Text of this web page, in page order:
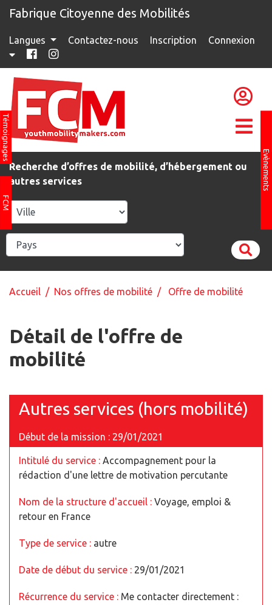
Fabrique Citoyenne des Mobilités
Langues Contactez-nous Inscription Connexion
Témoignages
FCM
Evènements
Recherche d’offres de mobilité, d’hébergement ou
autres services
Accueil / Nos offres de mobilité / Offre de mobilité
Détail de l'offre de
mobilité
Autres services (hors mobilité)
Début de la mission : 29/01/2021
Intitulé du service : Accompagnement pour la
rédaction d'une lettre de motivation percutante
Nom de la structure d'accueil : Voyage, emploi &
retour en France
Type de service : autre
Date de début du service : 29/01/2021
Récurrence du service : Me contacter directement :